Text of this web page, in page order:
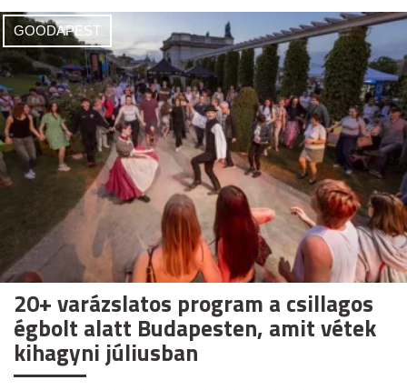
GOODAPEST
20+ varázslatos program a csillagos
égbolt alatt Budapesten, amit vétek
kihagyni júliusban